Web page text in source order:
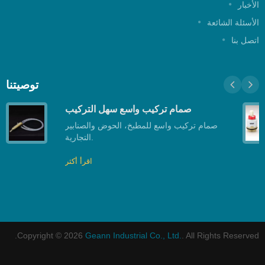
الشائعة
بنا
توصيتنا
صمام تركيب واسع سهل التركيب
صمام تركيب واسع للمطبخ، الحوض والصنابير
اقرأ أكثر
Copyright © 2026Geann Industrial Co., Ltd.. All Rights